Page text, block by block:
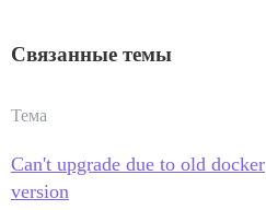
Связанные темы
Тема
Can't upgrade due to old docker
version